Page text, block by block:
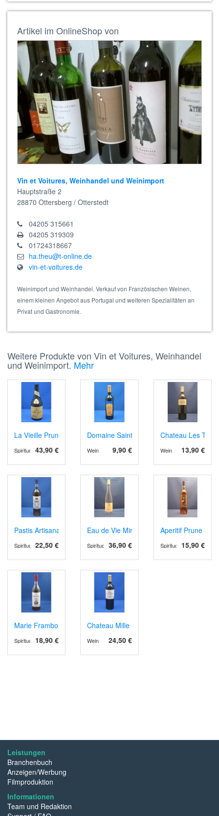
Artikel im OnlineShop von
Vin et Voitures, Weinhandel und Weinimport
Hauptstraße 2
28870 Ottersberg / Otterstedt
04205 315661
04205 319309
01724318667
ha.theu@t-online.de
vin-et-voitures.de
Weinimport und Weinhandel. Verkauf von Französischen Weinen,
einem kleinen Angebot aus Portugal und weiteren Spezialitäten an
Privat und Gastronomie.
Weitere Produkte von Vin et Voitures, Weinhandel
und Weinimport. Mehr
La Vieille Prune
43,90 €
Spirituosen
Domaine Sainte Juste AOP Corbières
9,90 €
Wein
Chateau Les
13,90 €
Wein
Pastis Artisanal
22,50 €
Spirituosen
Eau de Vie Mirabelle
36,90 €
Spirituosen
Aperitif Prune
15,90 €
Spirituosen
Marie Framboise, Aperitif- Dessertwein, Bio
18,90 €
Spirituosen
Chateau Mille Roses, Haut Médoc 2022,
24,50 €
Wein
Leistungen
Branchenbuch
Anzeigen/Werbung
Filmproduktion
Informationen
Team und Redaktion